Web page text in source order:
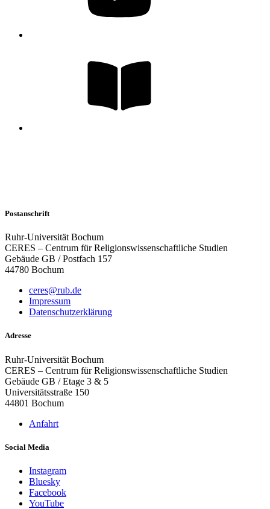
Postanschrift
Ruhr-Universität Bochum
CERES – Centrum für Religionswissenschaftliche Studien
Gebäude GB / Postfach 157
44780 Bochum
ceres@rub.de
Impressum
Datenschutzerklärung
Adresse
Ruhr-Universität Bochum
CERES – Centrum für Religionswissenschaftliche Studien
Gebäude GB / Etage 3 & 5
Universitätsstraße 150
44801 Bochum
Anfahrt
Social Media
Instagram
Bluesky
Facebook
YouTube